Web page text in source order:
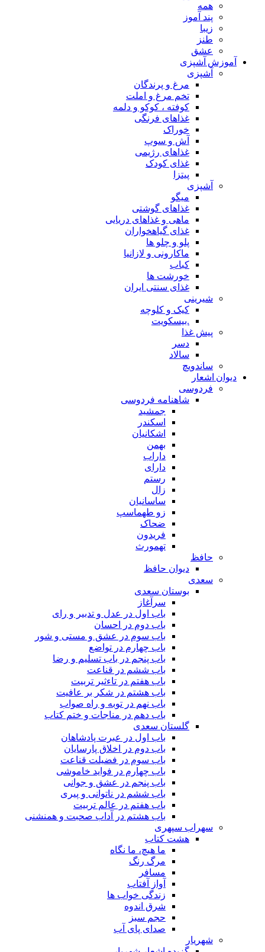
همه
پند آموز
زیبا
طنز
عشق
آموزش آشپزی
آشپزی
مرغ و پرندگان
تخم مرغ و املت
کوفته ، کوکو و دلمه
غذاهای فرنگی
خوراک
آش و سوپ
غذاهای رژیمی
غذای کودک
پیتزا
آشپزی
میگو
غذاهای گوشتی
ماهی و غذاهای دریایی
غذای گیاهخواران
پلو و چلو ها
ماکارونی و لازانیا
کباب
خورشت ها
غذای سنتی ایران
شیرینی
کیک و کلوچه
.بیسکویت
پیش غذا
دسر
سالاد
ساندویچ
دیوان اشعار
فردوسی
شاهنامه فردوسی
جمشید
اسکندر
اشکانیان
بهمن
داراب
دارای
رستم
زال
ساسانیان
زو طهماسپ‏
ضحاک
فریدون
تهمورث
حافظ
دیوان حافظ
سعدی
بوستان سعدی
سرآغاز
باب اول در عدل و تدبیر و رای
باب دوم در احسان
باب سوم در عشق و مستی و شور
باب چهارم در تواضع
باب پنجم در باب تسلیم و رضا
باب ششم در قناعت
باب هفتم در تاءثیر تربیت
باب هشتم در شکر بر عافیت
باب نهم در توبه و راه صواب
باب دهم در مناجات و ختم کتاب
گلستان سعدی
باب اول در عبرت پادشاهان
باب دوم در اخلاق پارسایان
باب سوم در فضیلت قناعت
باب چهارم در فواید خاموشى
باب پنجم در عشق و جوانى
باب ششم در ناتوانى و پیرى
باب هفتم در عالم تربیت
باب هشتم در آداب صحبت و همنشنى
سهراب سپهری
هشت کتاب
ما هیچ، ما نگاه
مرگ رنگ
مسافر
آواز آفتاب
زندگی خواب ها
شرق اندوه
حجم سبز
صدای پای آب
شهریار